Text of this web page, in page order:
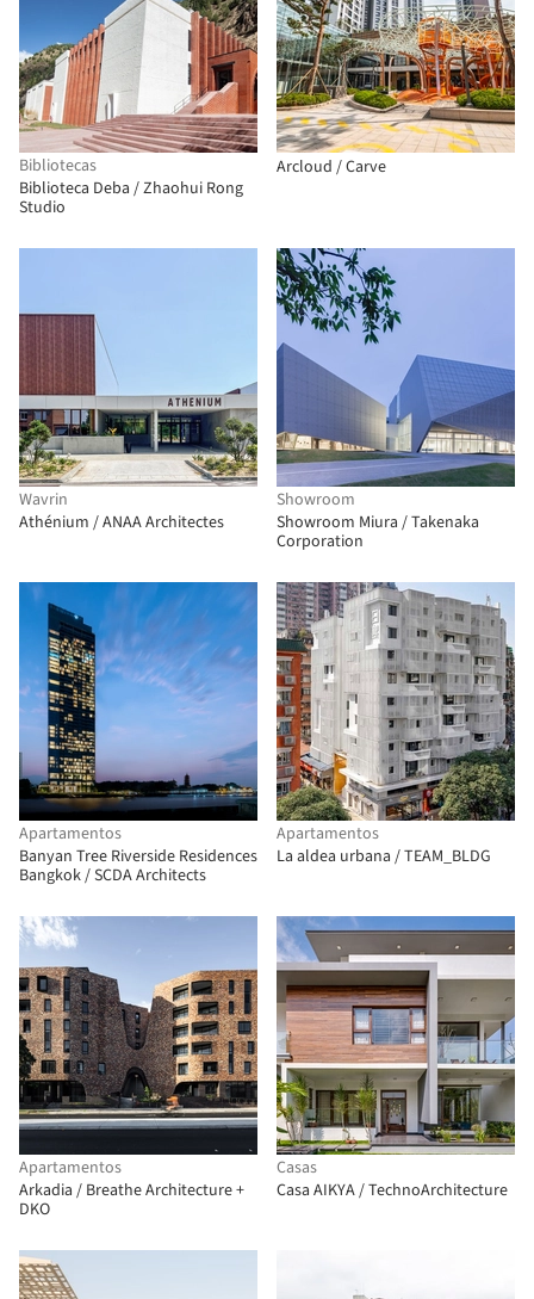
Bibliotecas
Biblioteca Deba / Zhaohui Rong
Studio
Arcloud / Carve
Wavrin
Athénium / ANAA Architectes
Showroom
Showroom Miura / Takenaka
Corporation
Apartamentos
Banyan Tree Riverside Residences
Bangkok / SCDA Architects
Apartamentos
La aldea urbana / TEAM_BLDG
Apartamentos
Arkadia / Breathe Architecture +
DKO
Casas
Casa AIKYA / TechnoArchitecture